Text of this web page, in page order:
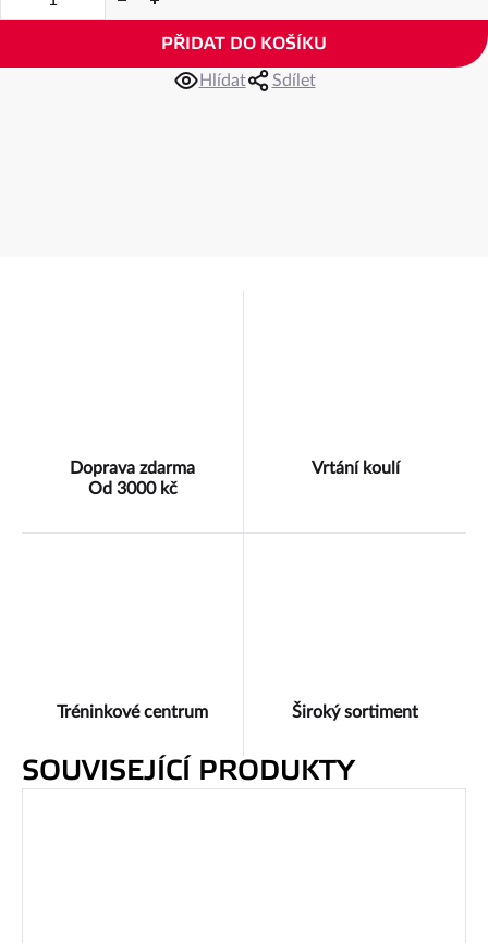
PŘIDAT DO KOŠÍKU
Hlídat Sdílet
Doprava zdarma
Od 3000 kč
Vrtání koulí
Tréninkové centrum Široký sortiment
SOUVISEJÍCÍ PRODUKTY